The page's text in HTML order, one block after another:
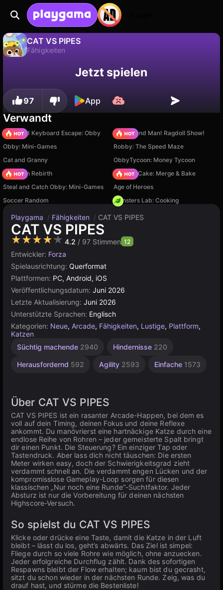
CAT VS PIPES
Fähigkeiten
speichern!
Nein
Jetzt spielen
97 App
Verwandt
+1 Speed Keyboard Escape: Obby
Playground Man! Ragdoll Show!
Obby: Mini-Games
Robby: The Speed Maze
Cat and Granny
ObbyTycoon: Money Tycoon
Stickman Rebirth
Piece of Cake: Merge & Bake
Steal and Catch Obby: Mini-Games
Age of Heroes
Soccer Random
Monsters Lab: Cooking
Playgama / Fähigkeiten / CAT VS PIPES
CAT VS PIPES
★★★★★ 4.2 / 97 Stimmen 12
Entwickler: Forza
Spielausrichtung: Querformat
Plattformen: PC, Android, iOS
Veröffentlichungsdatum: Juni 2026
Letzte Aktualisierung: Juni 2026
Unterstützte Sprachen: Englisch
Kategorien: Neue, Arcade, Fähigkeiten, Lustige, Plattform,
Katzen
Süchtig machende 2940 Hindernisse 220
Herausfordernd 592 Agility 2593 Einfache 1573
Über CAT VS PIPES
CAT VS PIPES ist ein rasanter Arcade-Happen, bei dem es
voll auf dein Timing, deinen Fokus und deine Reflexe
ankommt. Du manövrierst eine hartnäckige Katze durch eine
endlose Reihe von Rohren – jeder gemeisterte Spalt bringt
dir einen Punkt. Die Steuerung? Ein einziger Tap oder
Tastendruck. Aber lass dich nicht täuschen: Die ersten
Meter wirken easy, doch der Schwierigkeitsgrad zieht
verdammt schnell an. Die verdammt engen Lücken und der
kompromisslose Gameplay-Loop sorgen für diesen
klassischen „Nur noch eine Runde“-Suchtfaktor. Jeder
Absturz ist nur die Vorbereitung für deinen nächsten
Highscore-Versuch.
So spielst du CAT VS PIPES
Klicke oder drücke eine Taste, damit die Katze in der Luft
bleibt – lässt du los, geht’s abwärts. Das Ziel ist simpel:
Fliege durch so viele Rohre wie möglich, ohne anzuecken.
Jeder erfolgreiche Durchflug zählt. Dank des sofortigen
Respawns bleibt der Flow erhalten; kaum bist du gecrasht,
sitzt du schon wieder in der nächsten Runde. Zeig, was du
drauf hast, und stürme die Bestenliste!